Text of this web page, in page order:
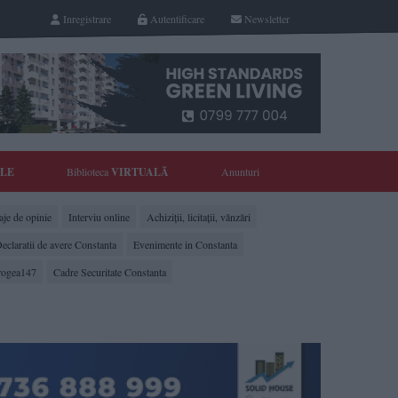
Newsletter
Autentificare
Inregistrare
BibliotecaVIRTUALĂ Anunturi
de opinie Interviu online
Achiziții, licitații, vânzări
de avere Constanta
Evenimente in Constanta
Cadre Securitate Constanta